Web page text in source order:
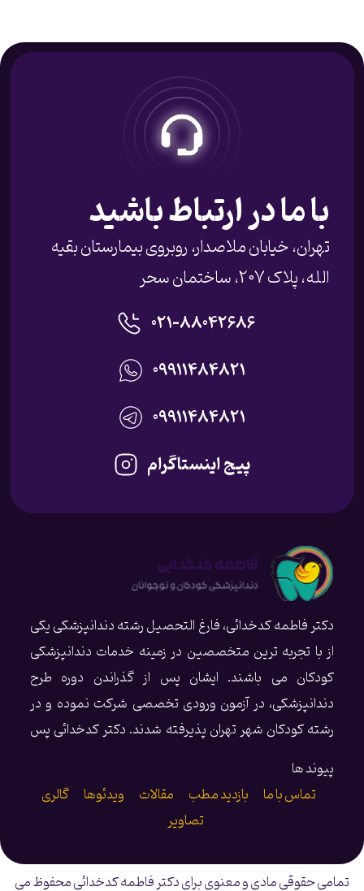
با ما در ارتباط باشید
تهران، خیابان ملاصدار، روبروی بیمارستان بقیه
الله، پلاک 207، ساختمان سحر
021-88042686
09911484821
09911484821
پیج اینستاگرام
دکتر فاطمه کدخدائی، فارغ التحصیل رشته دندانپزشکی یکی
از با تجربه ترین متخصصین در زمینه خدمات دندانپزشکی
کودکان می باشند. ایشان پس از گذراندن دوره طرح
دندانپزشکی، در آزمون ورودی تخصصی شرکت نموده و در
رشته کودکان شهر تهران پذیرفته شدند. دکتر کدخدائی پس
تخصصی، به عنوان هیأت علمی در دانشگاه بقیة‌الله تهران
مشغول به تدریس هستند.
پیوند ها
تماس با ما
بازدید مطب مقالات ویدئوها
گالری
تصاویر
تمامی حقوقی مادی و معنوی برای دکتر فاطمه کدخدائی محفوظ می